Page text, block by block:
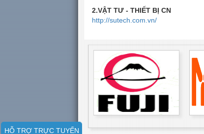
2.VẬT TƯ - THIẾT BỊ CN
http://sutech.com.vn/
HỖ TRỢ TRỰC TUYẾN